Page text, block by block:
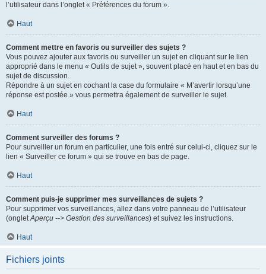
l’utilisateur dans l’onglet « Préférences du forum ».
Haut
Comment mettre en favoris ou surveiller des sujets ?
Vous pouvez ajouter aux favoris ou surveiller un sujet en cliquant sur le lien
approprié dans le menu « Outils de sujet », souvent placé en haut et en bas du
sujet de discussion.
Répondre à un sujet en cochant la case du formulaire « M’avertir lorsqu’une
réponse est postée » vous permettra également de surveiller le sujet.
Haut
Comment surveiller des forums ?
Pour surveiller un forum en particulier, une fois entré sur celui-ci, cliquez sur le
lien « Surveiller ce forum » qui se trouve en bas de page.
Haut
Comment puis-je supprimer mes surveillances de sujets ?
Pour supprimer vos surveillances, allez dans votre panneau de l’utilisateur
(ongletAperçu --> Gestion des surveillances) et suivez les instructions.
Haut
Fichiers joints